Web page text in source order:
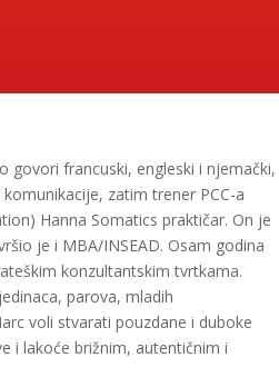
govori francuski, engleski i njemački,
zatim trener PCC-a
Hanna Somatics praktičar. On je
je i MBA/INSEAD. Osam godina
konzultantskim tvrtkama.
parova, mladih
voli stvarati pouzdane i duboke
i lakoće brižnim, autentičnim i